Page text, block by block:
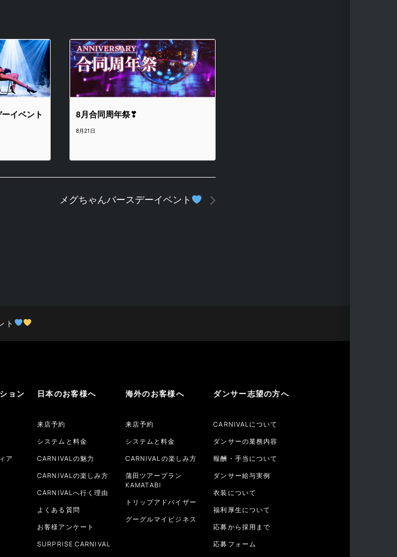
イベント 8月合同周年祭❣
8月21日
メグちゃんバースデーイベント
ト
ョン
ア
日本のお客様へ
来店予約
システムと料金
CARNIVALの魅力
CARNIVALの楽しみ方
CARNIVALへ行く理由
よくある質問
お客様アンケート
SURPRISE CARNIVAL
海外のお客様へ
来店予約
システムと料金
CARNIVALの楽しみ方
蒲田ツアープラン
KAMATABI
トリップアドバイザー
グーグルマイビジネス
ダンサー志望の方へ
CARNIVALについて
ダンサーの業務内容
報酬・手当について
ダンサー給与実例
衣装について
福利厚生について
応募から採用まで
応募フォーム